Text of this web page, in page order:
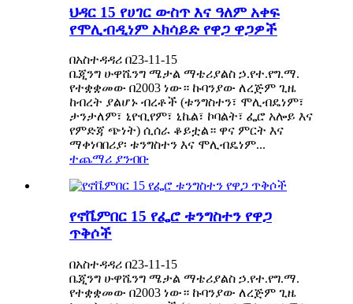
ህዳር 15 የሀገር ውስጥ እና ዓለም አቀፍ
የሞሊብዲነም ኦክሳይድ የዋጋ ዋጋዎች
በአስተዳዳሪ በ23-11-15
ቤጂንግ ሁዋሼንግ ሜታል ማቴሪያልስ ኃ.የተ.የግ.ማ.
የተቋቋመው በ2003 ነው። ኩባንያው ለረጅም ጊዜ
ከብረት ያልሆኑ ብረቶች (ቱንግስተን፣ ሞሊብዴነም፣
ታንታለም፣ ኒዮቢየም፣ ኒኬል፣ ኮባልት፣ ፌሮ አሎይ እና
የምድጃ ጭነት) ሲሰራ ቆይቷል። ዋና ምርት እና
ማቀነባበሪያ፡ ቱንግስተን እና ሞሊብዴነም...
ተጨማሪ ያንብቡ
የኖቬምበር 15 የፌሮ ቱንግስተን የዋጋ
ጥቅሶች
በአስተዳዳሪ በ23-11-15
ቤጂንግ ሁዋሼንግ ሜታል ማቴሪያልስ ኃ.የተ.የግ.ማ.
የተቋቋመው በ2003 ነው። ኩባንያው ለረጅም ጊዜ